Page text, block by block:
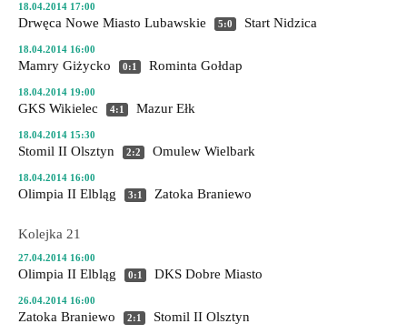
18.04.2014 17:00
Drwęca Nowe Miasto Lubawskie 5:0 Start Nidzica
18.04.2014 16:00
Mamry Giżycko 0:1 Rominta Gołdap
18.04.2014 19:00
GKS Wikielec 4:1 Mazur Ełk
18.04.2014 15:30
Stomil II Olsztyn 2:2 Omulew Wielbark
18.04.2014 16:00
Olimpia II Elbląg 3:1 Zatoka Braniewo
Kolejka 21
27.04.2014 16:00
Olimpia II Elbląg 0:1 DKS Dobre Miasto
26.04.2014 16:00
Zatoka Braniewo 2:1 Stomil II Olsztyn